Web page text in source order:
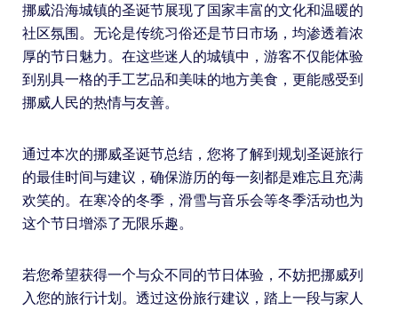
挪威沿海城镇的圣诞节展现了国家丰富的文化和温暖的
社区氛围。无论是传统习俗还是节日市场，均渗透着浓
厚的节日魅力。在这些迷人的城镇中，游客不仅能体验
到别具一格的手工艺品和美味的地方美食，更能感受到
挪威人民的热情与友善。
通过本次的挪威圣诞节总结，您将了解到规划圣诞旅行
的最佳时间与建议，确保游历的每一刻都是难忘且充满
欢笑的。在寒冷的冬季，滑雪与音乐会等冬季活动也为
这个节日增添了无限乐趣。
若您希望获得一个与众不同的节日体验，不妨把挪威列
入您的旅行计划。透过这份旅行建议，踏上一段与家人